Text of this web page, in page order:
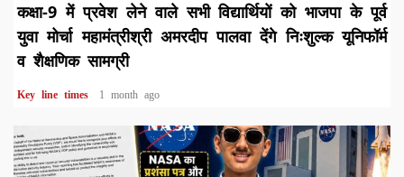
कक्षा-9 में प्रवेश लेने वाले सभी विद्यार्थियों को भाजपा के पूर्व
युवा मोर्चा महामंत्रीश्री अमरदीप पालवा देंगे निःशुल्क यूनिफॉर्म
व शैक्षणिक सामग्री
Key line times 1 month ago